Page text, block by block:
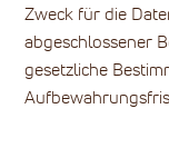
Zweck für die
abgeschlossener
gesetzliche